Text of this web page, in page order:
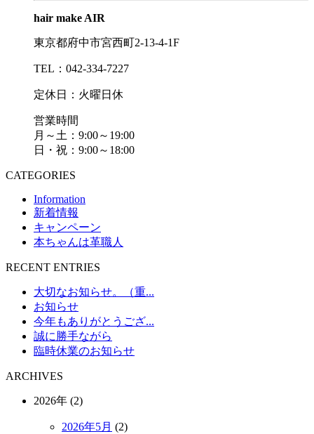
hair make AIR
東京都府中市宮西町2-13-4-1F
TEL：042-334-7227
定休日：火曜日休
営業時間
月～土：9:00～19:00
日・祝：9:00～18:00
CATEGORIES
Information
新着情報
キャンペーン
本ちゃんは革職人
RECENT ENTRIES
大切なお知らせ。（重...
お知らせ
今年もありがとうござ...
誠に勝手ながら
臨時休業のお知らせ
ARCHIVES
2026年 (2)
2026年5月 (2)